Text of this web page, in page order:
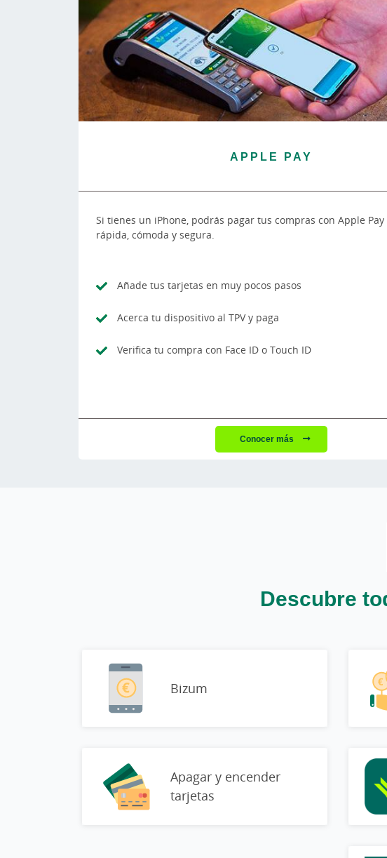
APPLE PAY
Si tienes un iPhone, podrás pagar tus compras con Apple
rápida, cómoda y segura.
Añade tus tarjetas en muy pocos pasos
Acerca tu dispositivo al TPV y paga
Verifica tu compra con Face ID o Touch ID
Conocer más
Descubre
Bizum
Apagar y encender
tarjetas